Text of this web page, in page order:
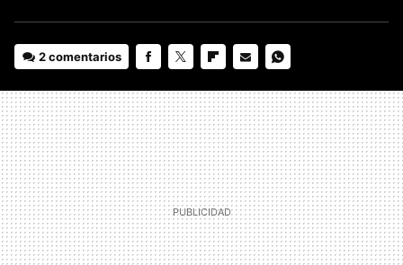
2 comentarios
MAIL